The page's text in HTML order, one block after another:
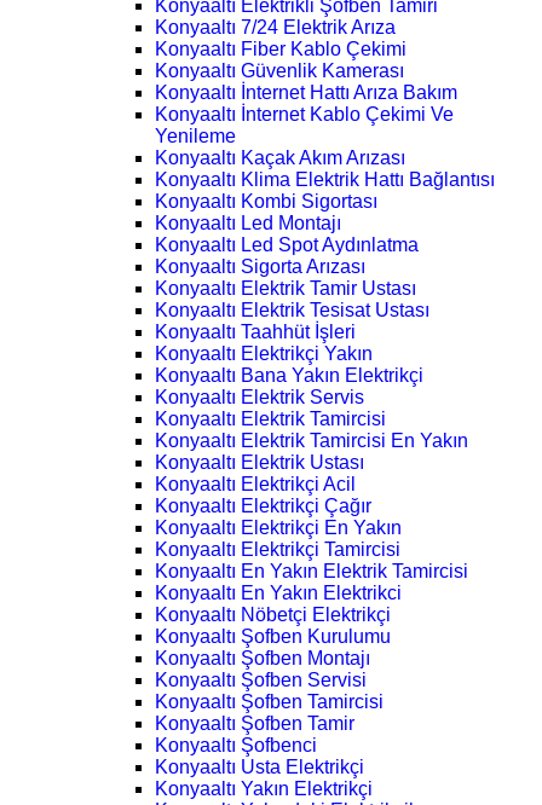
Konyaaltı Elektrikli Şofben Tamiri
Konyaaltı 7/24 Elektrik Arıza
Konyaaltı Fiber Kablo Çekimi
Konyaaltı Güvenlik Kamerası
Konyaaltı İnternet Hattı Arıza Bakım
Konyaaltı İnternet Kablo Çekimi Ve
Yenileme
Konyaaltı Kaçak Akım Arızası
Konyaaltı Klima Elektrik Hattı Bağlantısı
Konyaaltı Kombi Sigortası
Konyaaltı Led Montajı
Konyaaltı Led Spot Aydınlatma
Konyaaltı Sigorta Arızası
Konyaaltı Elektrik Tamir Ustası
Konyaaltı Elektrik Tesisat Ustası
Konyaaltı Taahhüt İşleri
Konyaaltı Elektrikçi Yakın
Konyaaltı Bana Yakın Elektrikçi
Konyaaltı Elektrik Servis
Konyaaltı Elektrik Tamircisi
Konyaaltı Elektrik Tamircisi En Yakın
Konyaaltı Elektrik Ustası
Konyaaltı Elektrikçi Acil
Konyaaltı Elektrikçi Çağır
Konyaaltı Elektrikçi En Yakın
Konyaaltı Elektrikçi Tamircisi
Konyaaltı En Yakın Elektrik Tamircisi
Konyaaltı En Yakın Elektrikci
Konyaaltı Nöbetçi Elektrikçi
Konyaaltı Şofben Kurulumu
Konyaaltı Şofben Montajı
Konyaaltı Şofben Servisi
Konyaaltı Şofben Tamircisi
Konyaaltı Şofben Tamir
Konyaaltı Şofbenci
Konyaaltı Usta Elektrikçi
Konyaaltı Yakın Elektrikçi